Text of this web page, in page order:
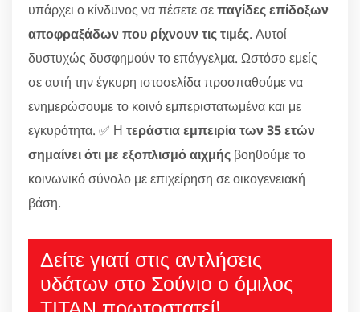
υπάρχει ο κίνδυνος να πέσετε σεπαγίδες επίδοξων
αποφραξάδων που ρίχνουν τις τιμές. Αυτοί
δυστυχώς δυσφημούν το επάγγελμα. Ωστόσο εμείς
σε αυτή την έγκυρη ιστοσελίδα προσπαθούμε να
ενημερώσουμε το κοινό εμπεριστατωμένα και με
εγκυρότητα. ✅ Η τεράστια εμπειρία των 35 ετών
σημαίνει ότι με εξοπλισμό αιχμής βοηθούμε το
κοινωνικό σύνολο με επιχείρηση σε οικογενειακή
βάση.
Δείτε γιατί στις αντλήσεις
υδάτων στο Σούνιο ο όμιλος